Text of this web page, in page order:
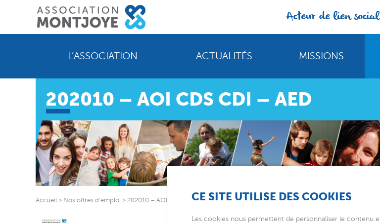
Acteur de lien social
L’ASSOCIATION ACTUALITÉS MISSIONS
202010 – AOI CDS CDI – AED
Accueil > Nos offres d’emploi > 202010 – AOI CDS CDI – AEDCE SITE UTILISE DES COOKIES
Les cookies nous permettent de personnaliser le contenu